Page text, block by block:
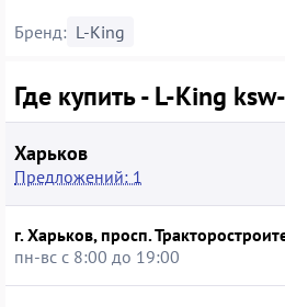
Бренд: L-King
Где купить - L-King
Харьков
Предложений: 1
г. Харьков, просп.
пн-вс с 8:00 до 19:00